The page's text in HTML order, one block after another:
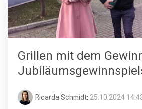
Grillen mit dem
Ricarda Schmidt: 25.10.2024